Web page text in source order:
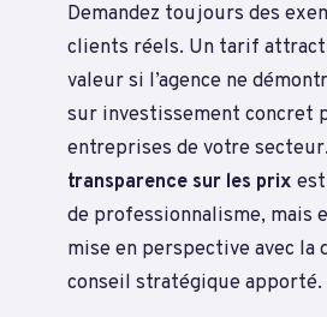
Demandez toujours des
clients réels. Un tarif
valeur si l’agence ne
sur investissement concret
entreprises de votre
transparence sur les prix
de professionnalisme, mais
mise en perspective avec la
conseil stratégique apporté.